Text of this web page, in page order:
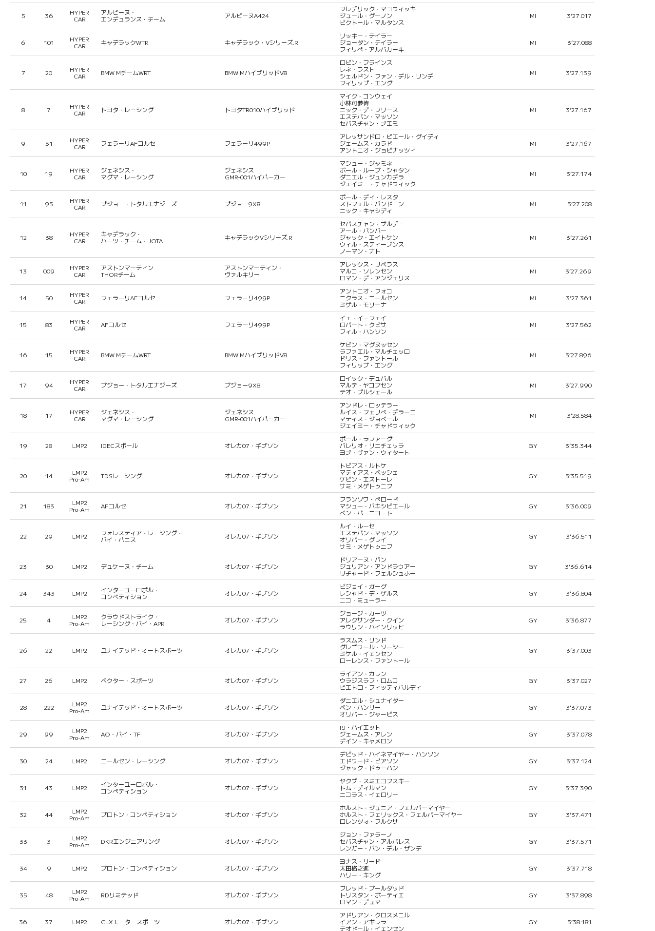
5 36
HYPER
CAR
アルピーヌ・
エンデュランス・チーム
アルピーヌA424
フレデリック・マコウィッキ
ジュール・グーノン
ビクトール・マルタンス
MI 3’27.017
6 101
HYPER
CAR
キャデラックWTR キャデラック・Vシリーズ.R
リッキー・テイラー
ジョーダン・テイラー
フィリペ・アルバカーキ
MI 3’27.088
7 20
HYPER
CAR
BMW MチームWRT BMW MハイブリッドV8
ロビン・フラインス
レネ・ラスト
シェルドン・ファン・デル・リンデ
フィリップ・エング
MI 3’27.139
8 7
HYPER
CAR
トヨタ・レーシング トヨタTR010ハイブリッド
マイク・コンウェイ
小林可夢偉
ニック・デ・フリース
エステバン・マッソン
セバスチャン・ブエミ
MI 3’27.167
9 51
HYPER
CAR
フェラーリAFコルセ フェラーリ499P
アレッサンドロ・ピエール・グイディ
ジェームス・カラド
アントニオ・ジョビナッツィ
MI 3’27.167
10 19
HYPER
CAR
ジェネシス・
マグマ・レーシング
ジェネシス
GMR-001ハイパーカー
マシュー・ジャミネ
ポール・ループ・シャタン
ダニエル・ジュンカデラ
ジェイミー・チャドウィック
MI 3’27.174
11 93
HYPER
CAR
プジョー・トタルエナジーズ プジョー9X8
ポール・ディ・レスタ
ストフェル・バンドーン
ニック・キャシディ
MI 3’27.208
12 38
HYPER
CAR
キャデラック・
ハーツ・チーム・JOTA
キャデラックVシリーズ.R
セバスチャン・ブルデー
アール・バンバー
ジャック・エイトケン
ウィル・スティーブンス
ノーマン・ナト
MI 3’27.261
13 009
HYPER
CAR
アストンマーティン
THORチーム
アストンマーティン・
ヴァルキリー
アレックス・リベラス
マルコ・ソレンセン
ロマン・デ・アンジェリス
MI 3’27.269
14 50
HYPER
CAR
フェラーリAFコルセ フェラーリ499P
アントニオ・フォコ
ニクラス・ニールセン
ミゲル・モリーナ
MI 3’27.361
15 83
HYPER
CAR
AFコルセ フェラーリ499P
イェ・イーフェイ
ロバート・クビサ
フィル・ハンソン
MI 3’27.562
16 15
HYPER
CAR
BMW MチームWRT BMW MハイブリッドV8
ケビン・マグヌッセン
ラファエル・マルチェッロ
ドリス・ファントール
フィリップ・エング
MI 3’27.896
17 94
HYPER
CAR
プジョー・トタルエナジーズ プジョー9X8
ロイック・デュバル
マルテ・ヤコブセン
テオ・プルシェール
MI 3’27.990
18 17
HYPER
CAR
ジェネシス・
マグマ・レーシング
ジェネシス
GMR-001ハイパーカー
アンドレ・ロッテラー
ルイス・フェリペ・デラーニ
マティス・ジョベール
ジェイミー・チャドウィック
MI 3’28.584
19 28 LMP2 IDECスポール オレカ07・ギブソン
ポール・ラファーグ
バレリオ・リニチェッラ
ヨブ・ヴァン・ウィタート
GY 3’35.344
20 14
LMP2
Pro-Am
TDSレーシング オレカ07・ギブソン
トビアス・ルトケ
マティアス・ベッシェ
ケビン・エストーレ
サミ・メゲトゥニフ
GY 3’35.519
21 183
LMP2
Pro-Am
AFコルセ オレカ07・ギブソン
フランソワ・ペロード
マシュー・バキシビエール
ベン・バーニコート
GY 3’36.009
22 29 LMP2
フォレスティア・レーシング・
バイ・パニス
オレカ07・ギブソン
ルイ・ルーセ
エステバン・マッソン
オリバー・グレイ
サミ・メゲトゥニフ
GY 3’36.511
23 30 LMP2 デュケーヌ・チーム オレカ07・ギブソン
ドリアーヌ・パン
ジュリアン・アンドラウアー
リチャード・フェルシュホー
GY 3’36.614
24 343 LMP2
インターユーロポル・
コンペティション
オレカ07・ギブソン
ビジョイ・ガーグ
レシャド・デ・ゲルス
ニコ・ミューラー
GY 3’36.804
25 4
LMP2
Pro-Am
クラウドストライク・
レーシング・バイ・APR
オレカ07・ギブソン
ジョージ・カーツ
アレクサンダー・クイン
ラウリン・ハインリッヒ
GY 3’36.877
26 22 LMP2 ユナイテッド・オートスポーツ オレカ07・ギブソン
ラスムス・リンド
グレゴワール・ソーシー
ミケル・イェンセン
ローレンス・ファントール
GY 3’37.003
27 26 LMP2 ベクター・スポーツ オレカ07・ギブソン
ライアン・カレン
ウラジスラフ・ロムコ
ピエトロ・フィッティパルディ
GY 3’37.027
28 222
LMP2
Pro-Am
ユナイテッド・オートスポーツ オレカ07・ギブソン
ダニエル・シュナイダー
ベン・ハンリー
オリバー・ジャービス
GY 3’37.073
29 99
LMP2
Pro-Am
AO・バイ・TF オレカ07・ギブソン
PJ・ハイエット
ジェームス・アレン
デイン・キャメロン
GY 3’37.078
30 24 LMP2 ニールセン・レーシング オレカ07・ギブソン
デビッド・ハイネマイヤー・ハンソン
エドワード・ピアソン
ジャック・ドゥーハン
GY 3’37.124
31 43 LMP2
インターユーロポル・
コンペティション
オレカ07・ギブソン
ヤクブ・スミエコフスキー
トム・ディルマン
ニコラス・イェロリー
GY 3’37.390
32 44
LMP2
Pro-Am
プロトン・コンペティション オレカ07・ギブソン
ホルスト・ジュニア・フェルバーマイヤー
ホルスト・フェリックス・フェルバーマイヤー
ロレンツォ・フルクサ
GY 3’37.471
33 3
LMP2
Pro-Am
DKRエンジニアリング オレカ07・ギブソン
ジョン・ファラーノ
セバスチャン・アルバレス
レンガー・バン・デル・ザンデ
GY 3’37.571
34 9 LMP2 プロトン・コンペティション オレカ07・ギブソン
ヨナス・リード
太田格之進
ハリー・キング
GY 3’37.718
35 48
LMP2
Pro-Am
RDリミテッド オレカ07・ギブソン
フレッド・プールダッド
トリスタン・ボーティエ
ロマン・デュマ
GY 3’37.898
36 37 LMP2 CLXモータースポーツ オレカ07・ギブソン
アドリアン・クロスメニル
イアン・アギレラ
テオドール・イェンセン
GY 3’38.181